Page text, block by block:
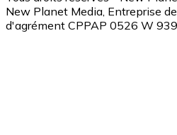
New Planet Media, Entreprise
d'agrément CPPAP 0526 W